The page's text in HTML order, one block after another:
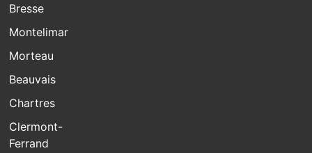
Bresse
Montelimar
Morteau
Beauvais
Chartres
Clermont-
Ferrand